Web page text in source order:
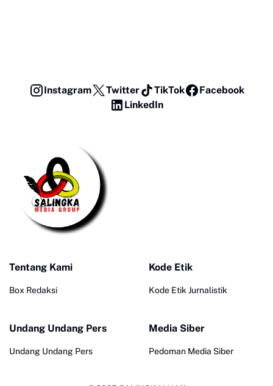
Instagram Twitter TikTok
Facebook
LinkedIn
Tentang Kami
Box Redaksi
Kode Etik
Kode Etik Jurnalistik
Undang Undang Pers
Undang Undang Pers
Media Siber
Pedoman Media Siber